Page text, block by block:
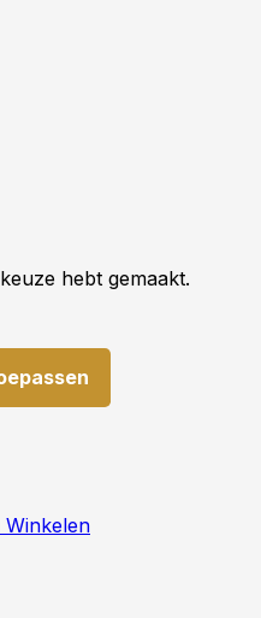
hebt gemaakt.
Winkelen